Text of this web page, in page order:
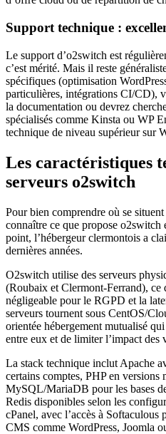
Support technique :
Le support d’o2switch est
c’est mérité. Mais il reste
spécifiques (optimisation
particulières, intégrations CI/CD),
la documentation ou devrez
spécialisés comme Kinsta ou WP
technique de niveau supérieur sur
Les caractéristiques
serveurs o2switch
Pour bien comprendre où se
connaître ce que propose o2switch
point, l’hébergeur clermontois a
dernières années.
O2switch utilise des serveurs
(Roubaix et Clermont-Ferrand), ce
négligeable pour le RGPD et la
serveurs tournent sous CentOS/
orientée hébergement mutualisé
entre eux et de limiter l’impact des
La stack technique inclut Apache
certains comptes, PHP en versions
MySQL/MariaDB pour les bases
Redis disponibles selon les
cPanel, avec l’accès à
CMS comme WordPress, Joomla